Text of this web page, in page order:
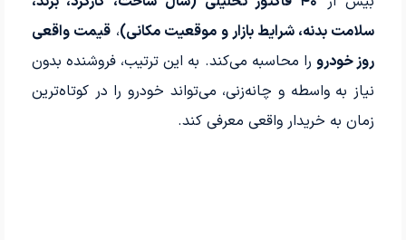
سلامت بدنه، شرایط بازار و موقعیت مکانی)،قیمت واقعی
روز خودرورا محاسبه می‌کند. به این ترتیب، فروشنده بدون
نیاز به واسطه و چانه‌زنی، می‌تواند خودرو را در کوتاه‌ترین
زمان به خریدار واقعی معرفی کند.